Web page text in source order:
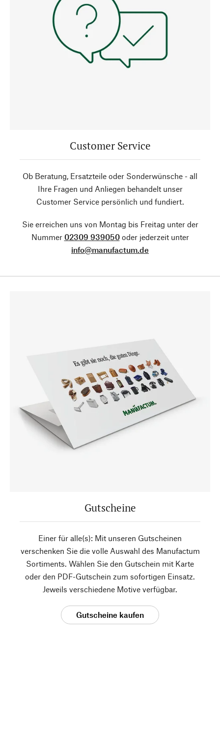
Customer Service
Ob Beratung, Ersatzteile oder Sonderwünsche - all
Ihre Fragen und Anliegen behandelt unser
Customer Service persönlich und fundiert.
Sie erreichen uns von Montag bis Freitag unter der
Nummer 02309 939050oder jederzeit unter
info@manufactum.de
Gutscheine
Einer für alle(s): Mit unseren Gutscheinen
verschenken Sie die volle Auswahl des Manufactum
Sortiments. Wählen Sie den Gutschein mit Karte
oder den PDF-Gutschein zum sofortigen Einsatz.
Jeweils verschiedene Motive verfügbar.
Gutscheine kaufen